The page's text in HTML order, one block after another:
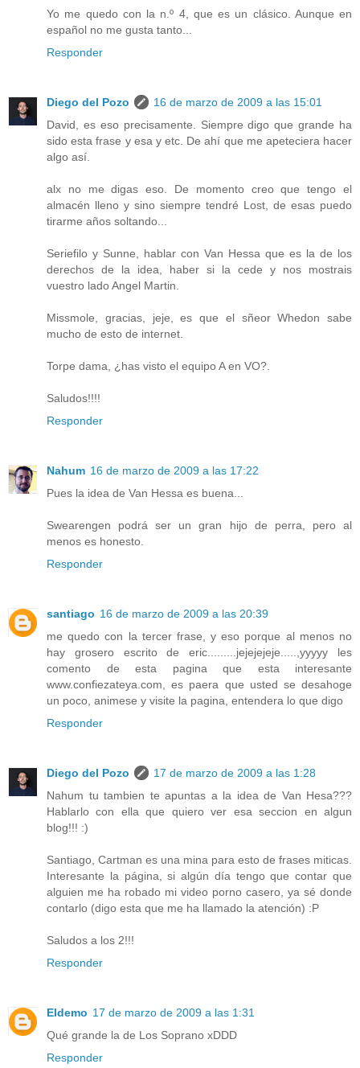
Yo me quedo con la n.º 4, que es un clásico. Aunque en
español no me gusta tanto...
Responder
Diego del Pozo
16 de marzo de 2009 a las 15:01
David, es eso precisamente. Siempre digo que grande ha
sido esta frase y esa y etc. De ahí que me apeteciera hacer
algo así.
alx no me digas eso. De momento creo que tengo el
almacén lleno y sino siempre tendré Lost, de esas puedo
tirarme años soltando...
Seriefilo y Sunne, hablar con Van Hessa que es la de los
derechos de la idea, haber si la cede y nos mostrais
vuestro lado Angel Martin.
Missmole, gracias, jeje, es que el sñeor Whedon sabe
mucho de esto de internet.
Torpe dama, ¿has visto el equipo A en VO?.
Saludos!!!!
Responder
Nahum 16 de marzo de 2009 a las 17:22
Pues la idea de Van Hessa es buena...
Swearengen podrá ser un gran hijo de perra, pero al
menos es honesto.
Responder
santiago 16 de marzo de 2009 a las 20:39
me quedo con la tercer frase, y eso porque al menos no
hay grosero escrito de eric.........jejejejeje.....,yyyyy les
comento de esta pagina que esta interesante
www.confiezateya.com, es paera que usted se desahoge
un poco, animese y visite la pagina, entendera lo que digo
Responder
Diego del Pozo
17 de marzo de 2009 a las 1:28
Nahum tu tambien te apuntas a la idea de Van Hesa???
Hablarlo con ella que quiero ver esa seccion en algun
blog!!! :)
Santiago, Cartman es una mina para esto de frases miticas.
Interesante la página, si algún día tengo que contar que
alguien me ha robado mi video porno casero, ya sé donde
contarlo (digo esta que me ha llamado la atención) :P
Saludos a los 2!!!
Responder
Eldemo 17 de marzo de 2009 a las 1:31
Qué grande la de Los Soprano xDDD
Responder